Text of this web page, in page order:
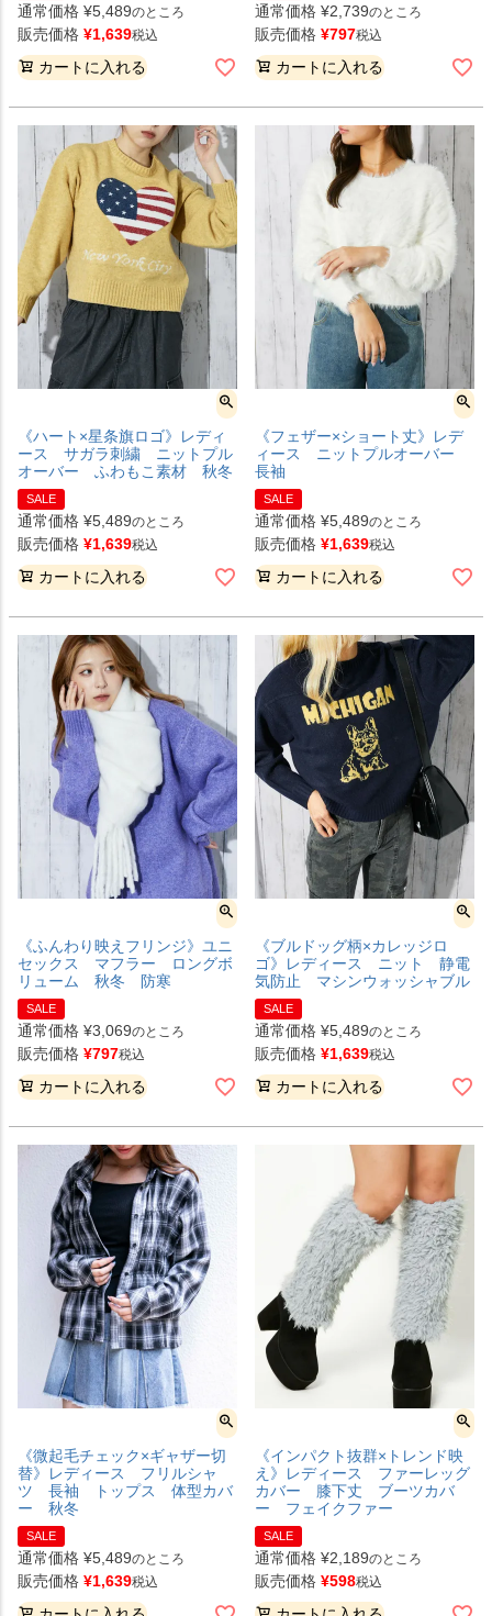
通常価格 ¥5,489のところ
販売価格 ¥1,639税込
カートに入れる
通常価格 ¥2,739のところ
販売価格 ¥797税込
カートに入れる
《ハート×星条旗ロゴ》レディ
ース サガラ刺繍 ニットプル
オーバー ふわもこ素材 秋冬
SALE
通常価格 ¥5,489のところ
販売価格 ¥1,639税込
カートに入れる
《フェザー×ショート丈》レデ
ィース ニットプルオーバー
長袖
SALE
通常価格 ¥5,489のところ
販売価格 ¥1,639税込
カートに入れる
《ふんわり映えフリンジ》ユニ
セックス マフラー ロングボ
リューム 秋冬 防寒
SALE
通常価格 ¥3,069のところ
販売価格 ¥797税込
カートに入れる
《ブルドッグ柄×カレッジロ
ゴ》レディース ニット 静電
気防止 マシンウォッシャブル
SALE
通常価格 ¥5,489のところ
販売価格 ¥1,639税込
カートに入れる
《微起毛チェック×ギャザー切
替》レディース フリルシャ
ツ 長袖 トップス 体型カバ
ー 秋冬
SALE
通常価格 ¥5,489のところ
販売価格 ¥1,639税込
《インパクト抜群×トレンド映
え》レディース ファーレッグ
カバー 膝下丈 ブーツカバ
ー フェイクファー
SALE
通常価格 ¥2,189のところ
販売価格 ¥598税込